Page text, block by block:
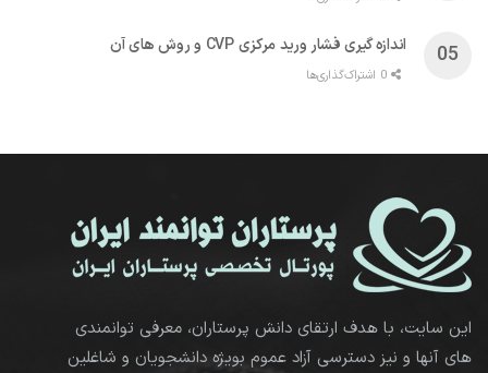
اندازه گیری فشار ورید مرکزی CVP و روش های آن
این سایت، با هدف ارتقای دانش پرستاران، معرفی توانمندی
های آنها و نیز دسترسی آزاد عموم بویژه دانشجویان و شاغلین